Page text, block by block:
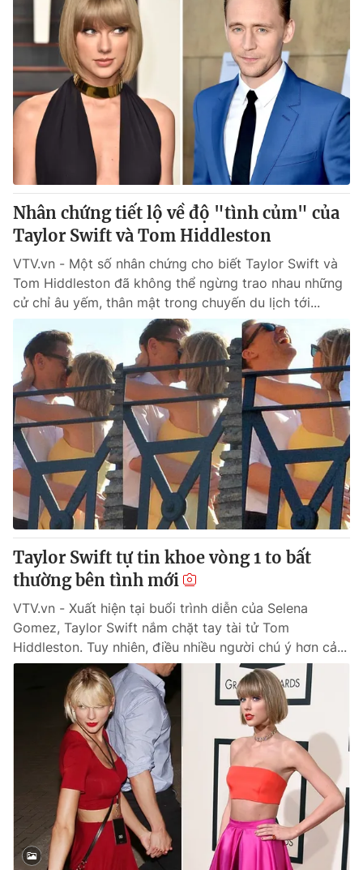
Nhân chứng tiết lộ về độ "tình củm" của
Taylor Swift và Tom Hiddleston
VTV.vn - Một số nhân chứng cho biết Taylor Swift và
Tom Hiddleston đã không thể ngừng trao nhau những
cử chỉ âu yếm, thân mật trong chuyến du lịch tới...
Taylor Swift tự tin khoe vòng 1 to bất
thường bên tình mới
VTV.vn - Xuất hiện tại buổi trình diễn của Selena
Gomez, Taylor Swift nắm chặt tay tài tử Tom
Hiddleston. Tuy nhiên, điều nhiều người chú ý hơn cả...